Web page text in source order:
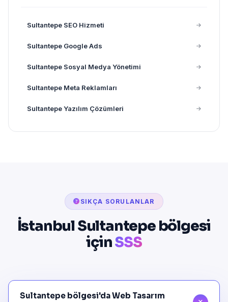
Sultantepe SEO Hizmeti
Sultantepe Google Ads
Sultantepe Sosyal Medya Yönetimi
Sultantepe Meta Reklamları
Sultantepe Yazılım Çözümleri
SIKÇA SORULANLAR
İstanbul Sultantepe bölgesi
içinSSS
Sultantepe bölgesi'da Web Tasarım